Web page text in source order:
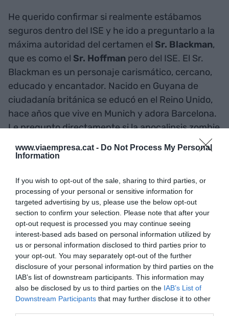
www.viaempresa.cat - Do Not Process My Personal
Information
If you wish to opt-out of the sale, sharing to third parties, or
processing of your personal or sensitive information for
targeted advertising by us, please use the below opt-out
section to confirm your selection. Please note that after your
opt-out request is processed you may continue seeing
interest-based ads based on personal information utilized by
us or personal information disclosed to third parties prior to
your opt-out. You may separately opt-out of the further
disclosure of your personal information by third parties on the
IAB’s list of downstream participants. This information may
also be disclosed by us to third parties on the IAB’s List of
Downstream Participants that may further disclose it to other
He querido confirmar si realmente estábamos
seguros dentro del ISE y he ido a preguntarlo a la
máxima autoridad del certamen el Sr. Blackman,
que es como el Sr. Hoffman pero del ISE. El Sr.
Blackman es un personaje carismático, cercano,
educado y encantador. Nacido en Guyana de
ciudadanía británica se educó en el Reino Unido,
hace años que vive en Munich y adora Barcelona.
Le pregunto directamente si la apocalipsis zombie
ha afectado la edición de este año de la feria ISE y
me da las cifras exactas: de las 258 empresas
a las que se tienen que sumar otras 22 de fuera
China con LG la más grande. Un 4% del total.
"500 expositores de los
1.300 de este año ya han
reservado 47.000 m² de la
feria del año próximo que se
traslada a Barcelona; este